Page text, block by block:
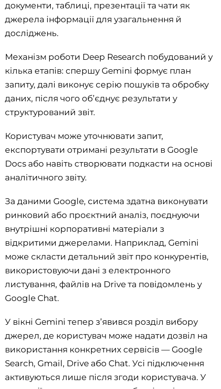
документи, таблиці, презентації та чати як
джерела інформації для узагальнення й
досліджень.
Механізм роботи Deep Research побудований у
кілька етапів: спершу Gemini формує план
запиту, далі виконує серію пошуків та обробку
даних, після чого об’єднує результати у
структурований звіт.
Користувач може уточнювати запит,
експортувати отримані результати в Google
Docs або навіть створювати подкасти на основі
аналітичного звіту.
За даними Google, система здатна виконувати
ринковий або проєктний аналіз, поєднуючи
внутрішні корпоративні матеріали з
відкритими джерелами. Наприклад, Gemini
може скласти детальний звіт про конкурентів,
використовуючи дані з електронного
листування, файлів на Drive та повідомлень у
Google Chat.
У вікні Gemini тепер з’явився розділ вибору
джерел, де користувач може надати дозвіл на
використання конкретних сервісів — Google
Search, Gmail, Drive або Chat. Усі підключення
активуються лише після згоди користувача. У